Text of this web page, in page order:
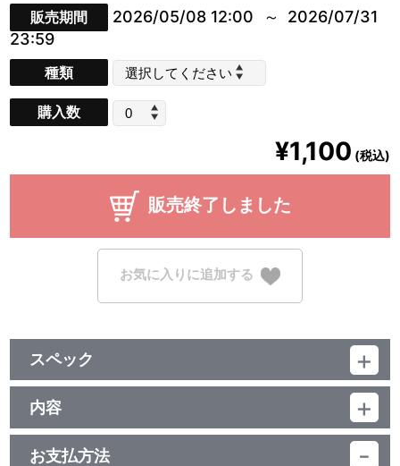
販売期間 2026/05/08 12:00
2026/07/31
23:59
種類
購入数
¥1,100 (税込)
販売終了しました
お気に入りに追加する
スペック
品番：TU-14002,TU-14003,TU-14004,TU-14005,TU-
14006,TU-14007,TU-14008,TU-14009
ジャンル：その他
素材：MDF、根付(レーヨン)
サイズ：約 高さ60mm×幅30mm
内容
【使用上の注意】
●本来の用途以外で使用しないでください。
お支払方法